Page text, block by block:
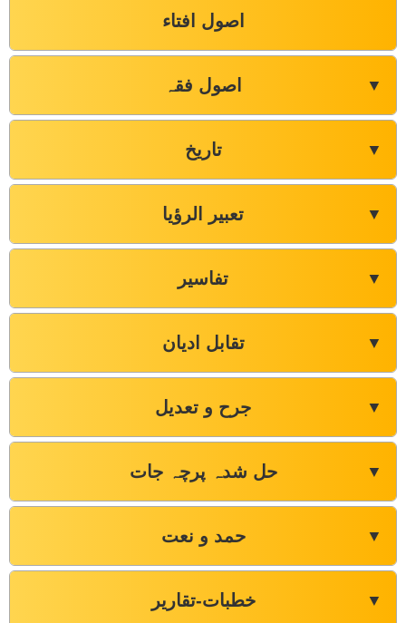
اصول افتاء
اصول فقہ ▼
تاریخ ▼
تعبیر الرؤیا ▼
تفاسیر ▼
تقابل ادیان ▼
جرح و تعدیل ▼
حل شدہ پرچہ جات ▼
حمد و نعت ▼
خطبات-تقاریر ▼